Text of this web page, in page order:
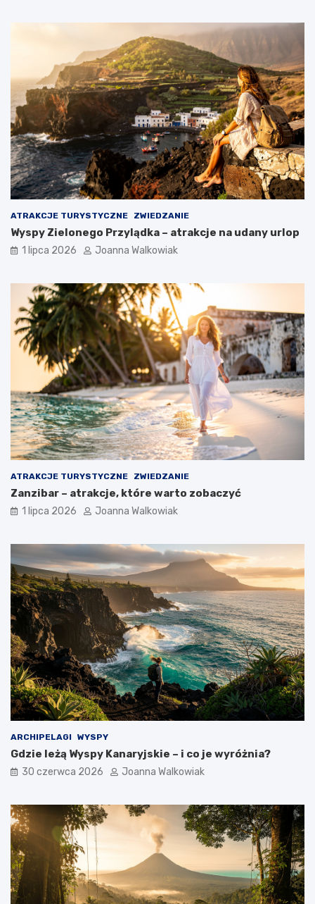
ATRAKCJE TURYSTYCZNE ZWIEDZANIE
Wyspy Zielonego Przylądka – atrakcje na udany urlop
1 lipca 2026 Joanna Walkowiak
ATRAKCJE TURYSTYCZNE ZWIEDZANIE
Zanzibar – atrakcje, które warto zobaczyć
1 lipca 2026 Joanna Walkowiak
ARCHIPELAGI WYSPY
Gdzie leżą Wyspy Kanaryjskie – i co je wyróżnia?
30 czerwca 2026 Joanna Walkowiak